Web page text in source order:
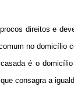
direitos e
no domicílio
é o
consagra a